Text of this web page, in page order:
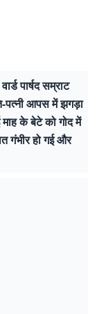
पार्षद सम्राट
पत्नी आपस में झगड़ा
के बेटे को गोद में
गंभीर हो गई और